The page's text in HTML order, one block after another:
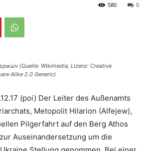
0
580
(Quelle: Wikimedia, Lizenz: Creative
Alike 2.0 Generic)
(poi) Der Leiter des Außenamts
Metopolit Hilarion (Alfejew),
Pilgerfahrt auf den Berg Athos
Auseinandersetzung um die